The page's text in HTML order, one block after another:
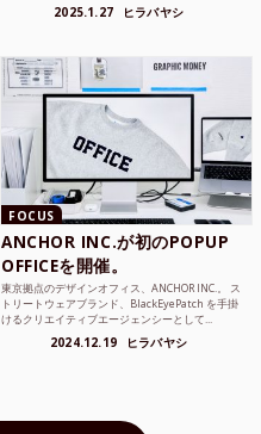
2025.1.27 ヒラバヤシ
FOCUS
ANCHOR INC.が初のPOPUP
OFFICEを開催。
東京拠点のデザインオフィス、ANCHOR INC.。 ス
トリートウェアブランド、BlackEyePatch を手掛
けるクリエイティブエージェンシーとして...
2024.12.19 ヒラバヤシ